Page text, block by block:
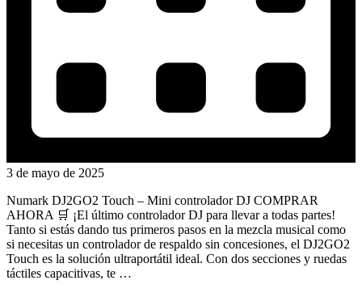
3 de mayo de 2025
Numark DJ2GO2 Touch – Mini controlador DJ COMPRAR
AHORA 🛒 ¡El último controlador DJ para llevar a todas partes!
Tanto si estás dando tus primeros pasos en la mezcla musical como
si necesitas un controlador de respaldo sin concesiones, el DJ2GO2
Touch es la solución ultraportátil ideal. Con dos secciones y ruedas
táctiles capacitivas, te …